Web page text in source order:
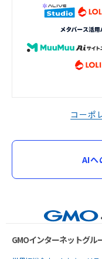
コーポ
AIへ
GMOインターネットグル